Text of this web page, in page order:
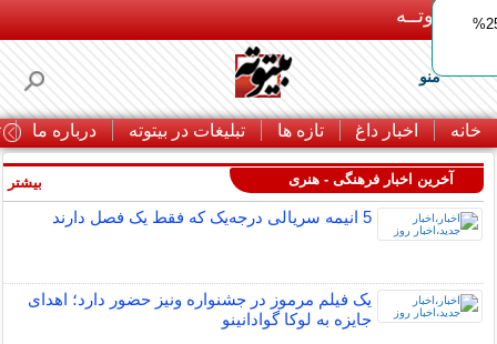
بـیتوتــه
منو
خانه اخبار داغ تازه ها تبلیغات در بیتوته درباره ما
ایمپلنت اقساطی با ضمانت مادام‌العمر+ 25%
آخرین اخبار فرهنگی - هنری
5 انیمه سریالی درجه‌یک که فقط یک فصل دارند
یک فیلم مرموز در جشنواره ونیز حضور دارد؛ اهدای
جایزه به لوکا گوادانینو
بیشتر